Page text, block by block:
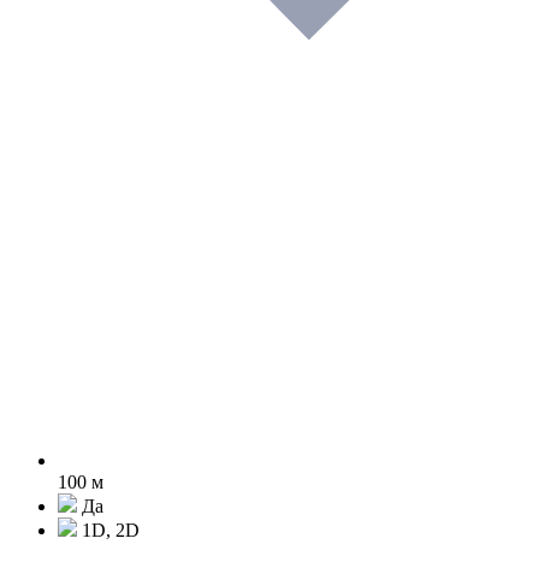
100 м
Да
1D, 2D